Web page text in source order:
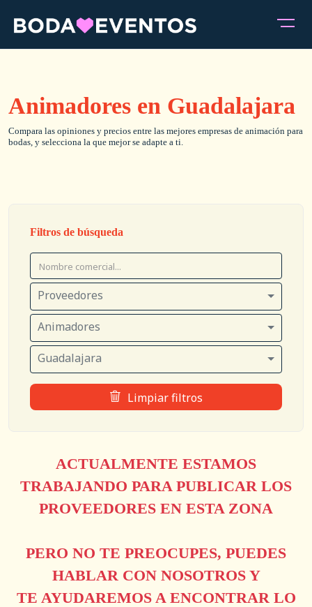
Animadores en Guadalajara
Compara las opiniones y precios entre las mejores empresas de animación para
bodas, y selecciona la que mejor se adapte a ti.
Filtros de búsqueda
Proveedores
Animadores
Guadalajara
Limpiar filtros
ACTUALMENTE ESTAMOS
TRABAJANDO PARA PUBLICAR LOS
PROVEEDORES EN ESTA ZONA
PERO NO TE PREOCUPES, PUEDES
HABLAR CON NOSOTROS Y
TE AYUDAREMOS A ENCONTRAR LO